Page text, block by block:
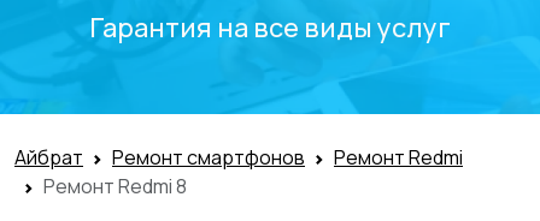
Гарантия на все виды услуг
Айбрат Ремонт смартфонов
Ремонт Redmi
Ремонт Redmi 8